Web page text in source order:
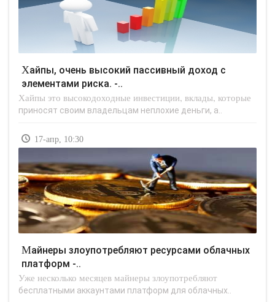
Хайпы, очень высокий пассивный доход с
элементами риска. -..
Хайпы это высокодоходные инвестиции, вклады, которые
приносят своим владельцам неплохие деньги, а..
17-апр, 10:30
Майнеры злоупотребляют ресурсами облачных
платформ -..
Уже несколько месяцев майнеры злоупотребляют
бесплатными аккаунтами платформ для облачных..